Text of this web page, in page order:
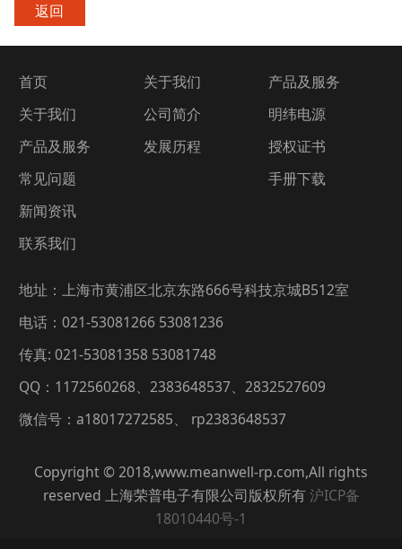
返回
首页
关于我们
产品及服务
常见问题
新闻资讯
联系我们
关于我们
公司简介
发展历程
产品及服务
明纬电源
授权证书
手册下载
地址：上海市黄浦区北京东路666号科技京城B512室
电话：021-53081266 53081236
传真: 021-53081358 53081748
QQ：1172560268、2383648537、2832527609
微信号：a18017272585、 rp2383648537
Copyright © 2018,www.meanwell-rp.com,All rights
reserved 上海荣普电子有限公司版权所有沪ICP备
18010440号-1